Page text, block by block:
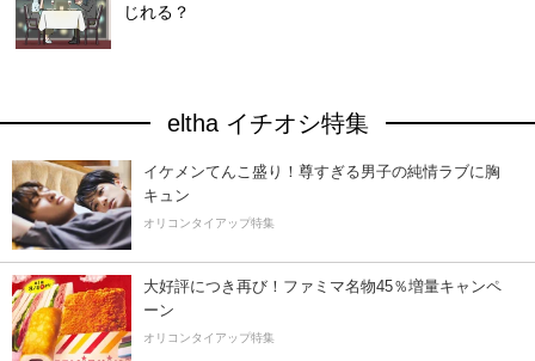
じれる？
eltha イチオシ特集
イケメンてんこ盛り！尊すぎる男子の純情ラブに胸
キュン
オリコンタイアップ特集
大好評につき再び！ファミマ名物45％増量キャンペ
ーン
オリコンタイアップ特集